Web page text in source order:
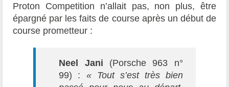
Proton Competition n’allait pas, non plus, être
épargné par les faits de course après un début de
course prometteur :
Neel Jani (Porsche 963 n°
99) : « Tout s’est très bien